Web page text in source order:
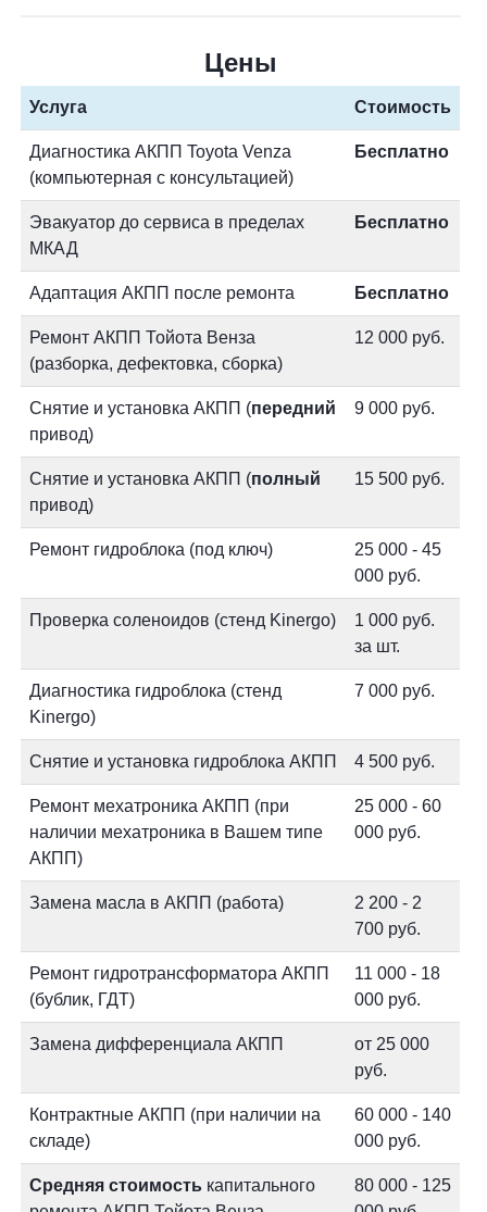
Цены
Услуга Стоимость
Диагностика АКПП Toyota Venza
(компьютерная с консультацией)
Бесплатно
Эвакуатор до сервиса в пределах
МКАД
Бесплатно
Адаптация АКПП после ремонта Бесплатно
Ремонт АКПП Тойота Венза
(разборка, дефектовка, сборка)
12 000 руб.
Снятие и установка АКПП (передний
привод)
9 000 руб.
Снятие и установка АКПП (полный
привод)
15 500 руб.
Ремонт гидроблока (под ключ)
25 000 - 45
000 руб.
Проверка соленоидов (стенд Kinergo)
1 000 руб.
за шт.
Диагностика гидроблока (стенд
Kinergo)
7 000 руб.
Снятие и установка гидроблока АКПП 4 500 руб.
Ремонт мехатроника АКПП (при
наличии мехатроника в Вашем типе
АКПП)
25 000 - 60
000 руб.
Замена масла в АКПП (работа)
2 200 - 2
700 руб.
Ремонт гидротрансформатора АКПП
(бублик, ГДТ)
11 000 - 18
000 руб.
Замена дифференциала АКПП
от 25 000
руб.
Контрактные АКПП (при наличии на
складе)
60 000 - 140
000 руб.
Средняя стоимость капитального
80 000 - 125